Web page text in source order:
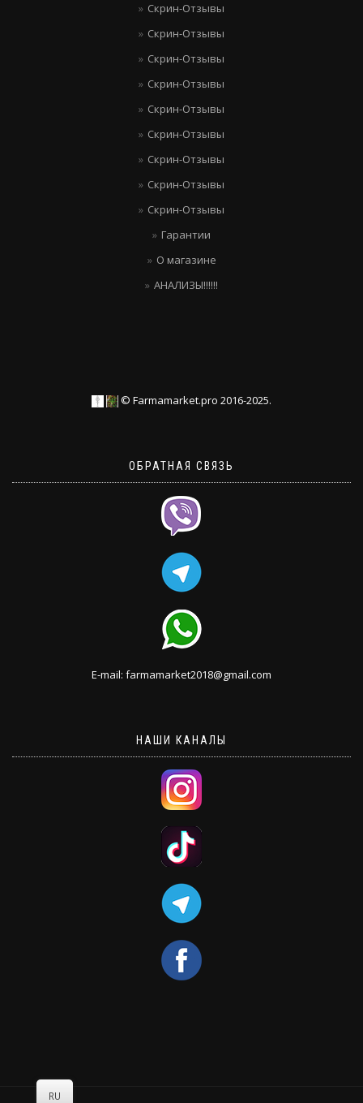
Скрин-Отзывы
Скрин-Отзывы
Скрин-Отзывы
Скрин-Отзывы
Скрин-Отзывы
Скрин-Отзывы
Скрин-Отзывы
Скрин-Отзывы
Скрин-Отзывы
Гарантии
О магазине
АНАЛИЗЫ!!!!!!
© Farmamarket.pro 2016-2025.
ОБРАТНАЯ СВЯЗЬ
E-mail: farmamarket2018@gmail.com
НАШИ КАНАЛЫ
RU